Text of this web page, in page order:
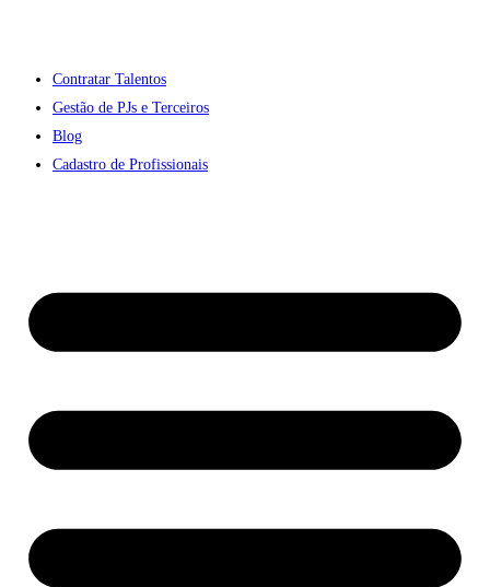
Contratar Talentos
Gestão de PJs e Terceiros
Blog
Cadastro de Profissionais